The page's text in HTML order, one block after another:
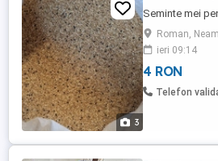
3
Seminte mei
Roman,
ieri 09:14
4 RON
Telefon